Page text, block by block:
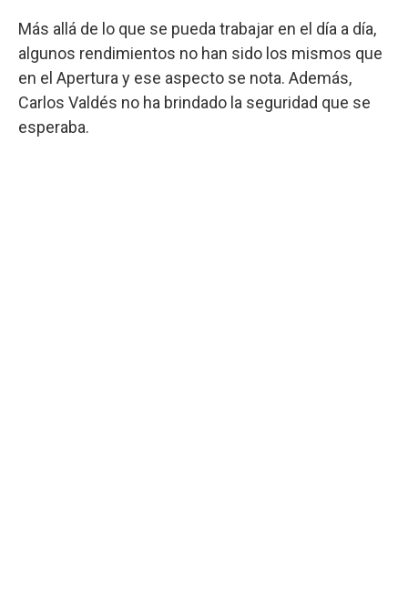
Más allá de lo que se pueda trabajar en el día a día,
algunos rendimientos no han sido los mismos que
en el Apertura y ese aspecto se nota. Además,
Carlos Valdés no ha brindado la seguridad que se
esperaba.